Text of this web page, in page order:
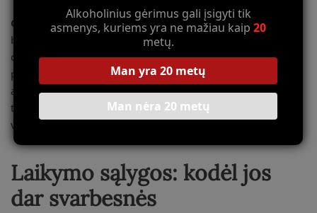
Grenachevynai iš Priorato ar pietų Rhône be sulfitų gali
būti ypač problemiški. Ši vynuogė natūraliai linkusi
oksidacijai, ir be sulfitų apsaugos vynas gali labai greitai
prarasti savo vaisiškumą, įgyti džiovintų vaisių, kartais net
acto atspalvių. Tai nereiškia, kad visi tokie vynai prasti –
tiesiog jie reikalauja kitokio požiūrio į brandinimą ir
vartojimą.
Laikymo sąlygos: kodėl jos
dar svarbesnės
Alkoholinius gėrimus gali įsigyti tik
asmenys, kuriems yra ne mažiau kaip20
metų.
Man yra 20 metų
Man nėra 20 metų